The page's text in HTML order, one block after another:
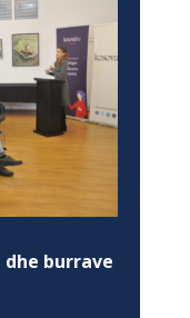
burrave